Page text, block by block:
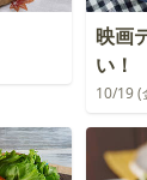
映画
い！
10/19 (